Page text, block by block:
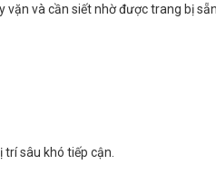
và cần siết nhờ được trang bị sẵn
sâu khó tiếp cận.